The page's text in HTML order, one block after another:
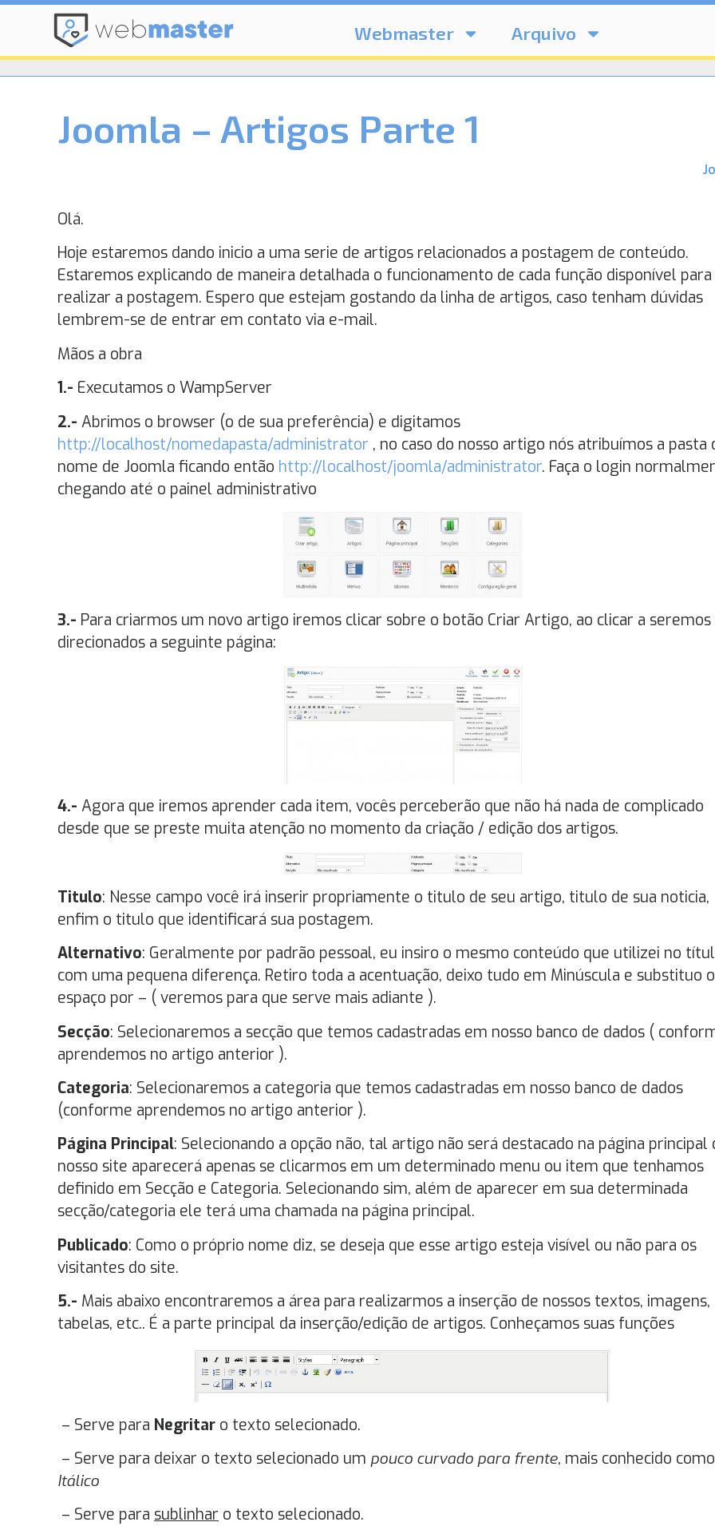
Webmaster Arquivo
Joomla – Artigos Parte 1
Olá.
Hoje estaremos dando inicio a uma serie de artigos relacionados a postagem de conteúdo.
Estaremos explicando de maneira detalhada o funcionamento de cada função disponível para
realizar a postagem. Espero que estejam gostando da linha de artigos, caso tenham dúvidas
lembrem-se de entrar em contato via e-mail.
Mãos a obra
1.- Executamos o WampServer
2.- Abrimos o browser (o de sua preferência) e digitamos
http://localhost/nomedapasta/administrator , no caso do nosso artigo nós atribuímos a pasta
nome de Joomla ficando então http://localhost/joomla/administrator. Faça o login
chegando até o painel administrativo
3.- Para criarmos um novo artigo iremos clicar sobre o botão Criar Artigo, ao clicar a seremos
direcionados a seguinte página:
4.- Agora que iremos aprender cada item, vocês perceberão que não há nada de complicado
desde que se preste muita atenção no momento da criação / edição dos artigos.
Titulo: Nesse campo você irá inserir propriamente o titulo de seu artigo, titulo de sua noticia,
enfim o titulo que identificará sua postagem.
Alternativo: Geralmente por padrão pessoal, eu insiro o mesmo conteúdo que utilizei no
com uma pequena diferença. Retiro toda a acentuação, deixo tudo em Minúscula e substituo o
espaço por – ( veremos para que serve mais adiante ).
Secção: Selecionaremos a secção que temos cadastradas em nosso banco de dados (
aprendemos no artigo anterior ).
Categoria: Selecionaremos a categoria que temos cadastradas em nosso banco de dados
(conforme aprendemos no artigo anterior ).
Página Principal: Selecionando a opção não, tal artigo não será destacado na página principal
nosso site aparecerá apenas se clicarmos em um determinado menu ou item que tenhamos
definido em Secção e Categoria. Selecionando sim, além de aparecer em sua determinada
secção/categoria ele terá uma chamada na página principal.
Publicado: Como o próprio nome diz, se deseja que esse artigo esteja visível ou não para os
visitantes do site.
5.- Mais abaixo encontraremos a área para realizarmos a inserção de nossos textos, imagens,
tabelas, etc.. É a parte principal da inserção/edição de artigos. Conheçamos suas funções
– Serve para Negritar o texto selecionado.
– Serve para deixar o texto selecionado um pouco curvado para frente, mais conhecido como
Itálico
– Serve para sublinhar o texto selecionado.